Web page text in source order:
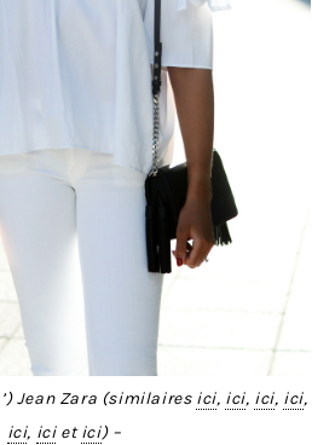
Jean Zara (similaires ici, ici, ici, ici,
ici, icietici) –